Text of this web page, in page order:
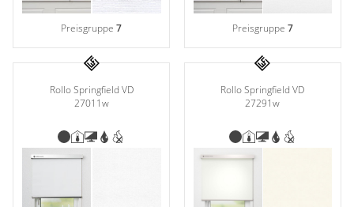
Preisgruppe7 Preisgruppe 7
Rollo Springfield VD
27011w
Rollo Springfield VD
27291w